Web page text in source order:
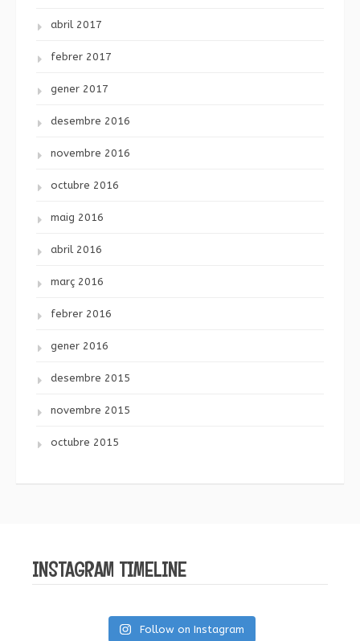
abril 2017
febrer 2017
gener 2017
desembre 2016
novembre 2016
octubre 2016
maig 2016
abril 2016
març 2016
febrer 2016
gener 2016
desembre 2015
novembre 2015
octubre 2015
INSTAGRAM TIMELINE
Follow on Instagram